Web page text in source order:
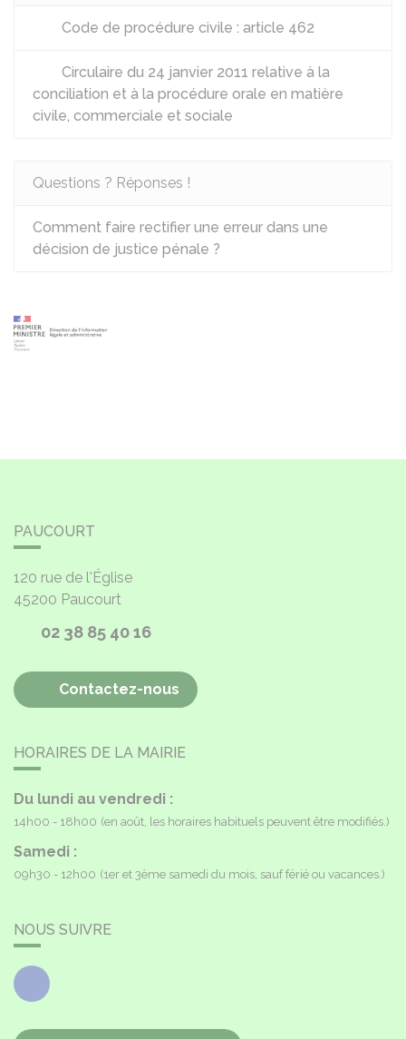
Code de procédure civile : article 462
Circulaire du 24 janvier 2011 relative à la
conciliation et à la procédure orale en matière
civile, commerciale et sociale
Questions ? Réponses !
Comment faire rectifier une erreur dans une
décision de justice pénale ?
PAUCOURT
120 rue de l'Église
45200 Paucourt
02 38 85 40 16
Contactez-nous
HORAIRES DE LA MAIRIE
Du lundi au vendredi :
14h00 - 18h00 (en août, les horaires habituels peuvent être modifiés.)
Samedi :
09h30 - 12h00 (1er et 3ème samedi du mois, sauf férié ou vacances.)
NOUS SUIVRE
Facebook